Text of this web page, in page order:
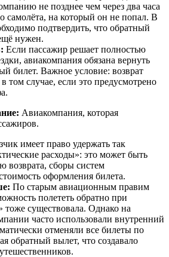
не позднее чем через два часа
самолёта, на который он не попал. В
подтвердить, что обратный
нужен.
Если пассажир решает полностью
авиакомпания обязана вернуть
билет. Важное условие: возврат
том случае, если это предусмотрено
Авиакомпания, которая
имеет право удержать так
расходы»: это может быть
возврата, сборы систем
оформления билета.
По старым авиационным правим
полететь обратно при
тоже существовала. Однако на
часто использовали внутренний
отменяли все билеты по
обратный вылет, что создавало